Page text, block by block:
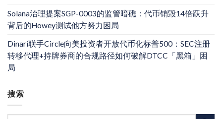
Solana治理提案SGP-0003的监管暗礁：代币销毁14倍跃升
背后的Howey测试他方努力困局
Dinari联手Circle向美投资者开放代币化标普500：SEC注册
转移代理+持牌券商的合规路径如何破解DTCC「黑箱」困
局
搜索